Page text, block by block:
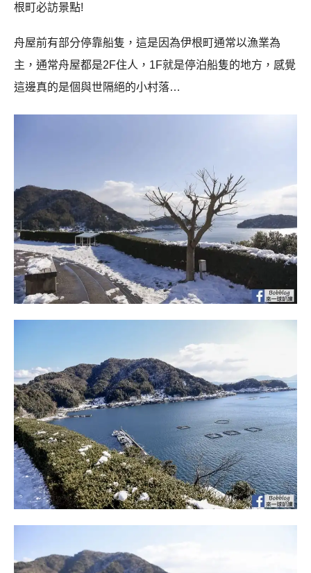
根町必訪景點!
舟屋前有部分停靠船隻，這是因為伊根町通常以漁業為
主，通常舟屋都是2F住人， 1F就是停泊船隻的地方，感覺
這邊真的是個與世隔絕的小村落…